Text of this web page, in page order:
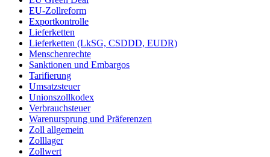
EU-Zollreform
Exportkontrolle
Lieferketten
Lieferketten (LkSG, CSDDD, EUDR)
Menschenrechte
Sanktionen und Embargos
Tarifierung
Umsatzsteuer
Unionszollkodex
Verbrauchsteuer
Warenursprung und Präferenzen
Zoll allgemein
Zolllager
Zollwert